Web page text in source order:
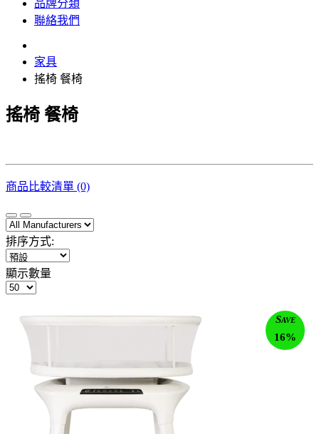
品牌分類
聯絡我們
家具
搖椅 餐椅
搖椅 餐椅
商品比較清單 (0)
排序方式:
顯示數量
Save
16%